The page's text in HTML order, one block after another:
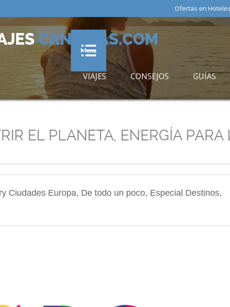
Ofertas en Hoteles
CANARIAS.COM
Menu
VIAJES CONSEJOS GUÍAS
EL PLANETA, ENERGÍA PARA
Ciudades Europa, De todo un poco, Especial Destinos,